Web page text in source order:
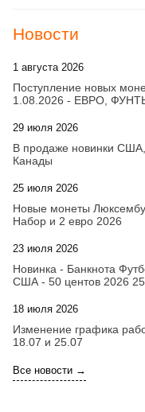
Новости
1 августа 2026
Поступление новых
1.08.2026 - ЕВРО,
29 июля 2026
В продаже новинки
Канады
25 июля 2026
Новые монеты
Набор и 2 евро 2026
23 июля 2026
Новинка - Банкнота
США - 50 центов 2026
18 июля 2026
Изменение графика
18.07 и 25.07
Все новости →